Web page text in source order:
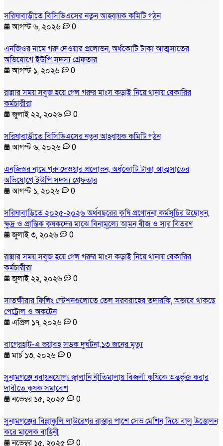
সরিষাবাড়ীতে বিসিডিএসের নতুন আহ্বায়ক কমিটি গঠন
আগস্ট ৬, ২০২৬
0
এনজিওর নামে গরু দেওয়ার প্রলোভন, অর্ধকোটি টাকা আত্মসাতের
অভিযোগে ইউপি সদস্য গ্রেফতার
আগস্ট ১, ২০২৬
0
রান্নার সময় সবুজ হয়ে গেল গরুর মাংস কড়াই নিয়ে থানায় বেকারির
কর্মচারীরা
জুলাই ২২, ২০২৬
0
সরিষাবাড়ীতে বিসিডিএসের নতুন আহ্বায়ক কমিটি গঠন
আগস্ট ৬, ২০২৬
0
এনজিওর নামে গরু দেওয়ার প্রলোভন, অর্ধকোটি টাকা আত্মসাতের
অভিযোগে ইউপি সদস্য গ্রেফতার
আগস্ট ১, ২০২৬
0
সরিষাবাড়িতে ২০২৫-২০২৬ অর্থবছরের কৃষি প্রণোদনা কর্মসূচির উদ্বোধন,
ক্ষুদ্র ও প্রান্তিক কৃষকদের মাঝে বিনামূল্যে আমন বীজ ও সার বিতরণ
জুলাই ৩, ২০২৬
0
রান্নার সময় সবুজ হয়ে গেল গরুর মাংস কড়াই নিয়ে থানায় বেকারির
কর্মচারীরা
জুলাই ২২, ২০২৬
0
সাতক্ষীরার ফিলিং স্টেশনগুলোতে তেল সরবরাহের তদারকি, অভাবে থাকছে
পেট্রোল ও অকটেন
এপ্রিল ১৭, ২০২৬
0
বাগেরহাট-এ ভয়াবহ সড়ক দুর্ঘটনা,১৩ জনের মৃত্যু
মার্চ ১৩, ২০২৬
0
সুনামগঞ্জে নবায়নযোগ্য জ্বালানি নীতিমালায় বিজলী কৃষিকে অন্তর্ভুক্ত করার
দাবীতে কৃষক সমাবেশ
নভেম্বর ১৫, ২০২৫
0
সুনামগঞ্জের বিন্নাকুলি লাউরেগর রাস্তার পাশে সেভ মেশিন দিয়ে বালু উত্তোলন
করে মালেক বাহিনী
নভেম্বর ১৫, ২০২৫
0